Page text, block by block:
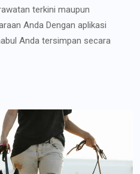
terkini maupun
Anda Dengan aplikasi
Anda tersimpan secara